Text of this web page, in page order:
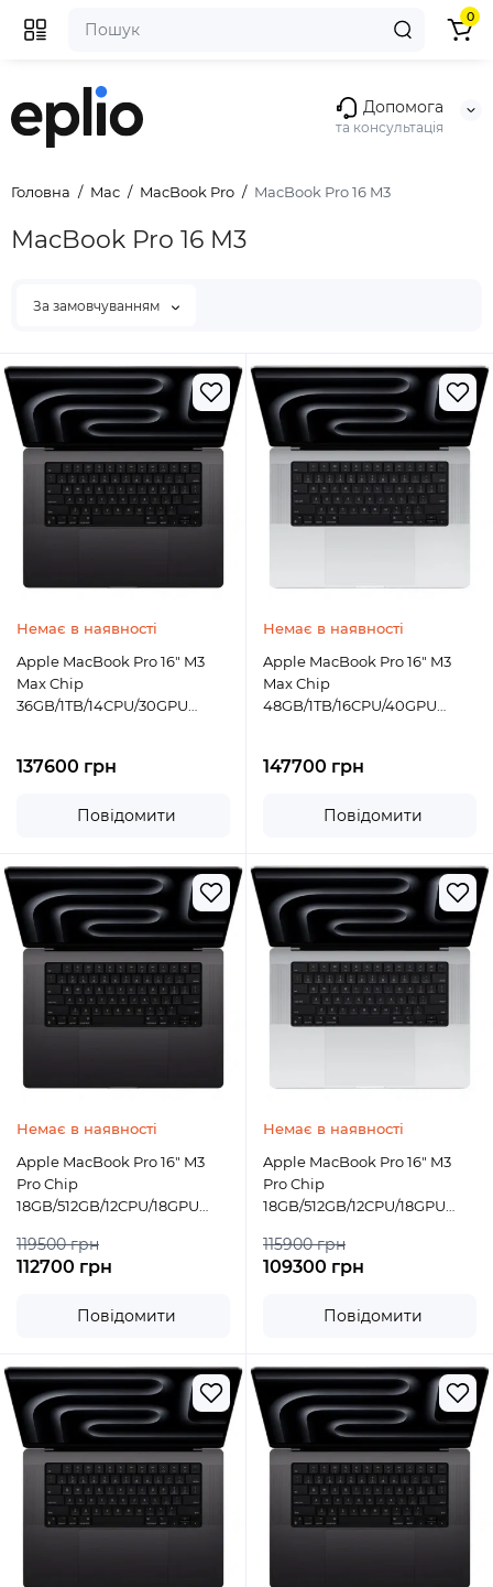
Допомога
та консультація
0
Головна Mac MacBook Pro MacBook Pro 16 M3
MacBook Pro 16 M3
За замовчуванням
Немає в наявності
Apple MacBook Pro 16" M3
Max Chip
36GB/1TB/14CPU/30GPU
137600 грн
Повідомити
Немає в наявності
Apple MacBook Pro 16" M3
Max Chip
48GB/1TB/16CPU/40GPU
147700 грн
Повідомити
Немає в наявності
Apple MacBook Pro 16" M3
Pro Chip
18GB/512GB/12CPU/18GPU
119500 грн
112700 грн
Повідомити
Немає в наявності
Apple MacBook Pro 16" M3
Pro Chip
18GB/512GB/12CPU/18GPU
115900 грн
109300 грн
Повідомити